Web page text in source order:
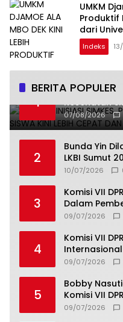
UMKM
Produktif
dari
Indeks
BERITA POPULER
1
Undhira
Kesehatan
Terintegrasi
07/08/2026
2
Bunda Yin
LKBI Sumut
Komitmen
10/07/2026
3
Komisi VII
Dalam
Wisata
09/07/2026
4
Komisi VII
09/07/2026
5
Bobby
Komisi VII
Kalender
09/07/2026